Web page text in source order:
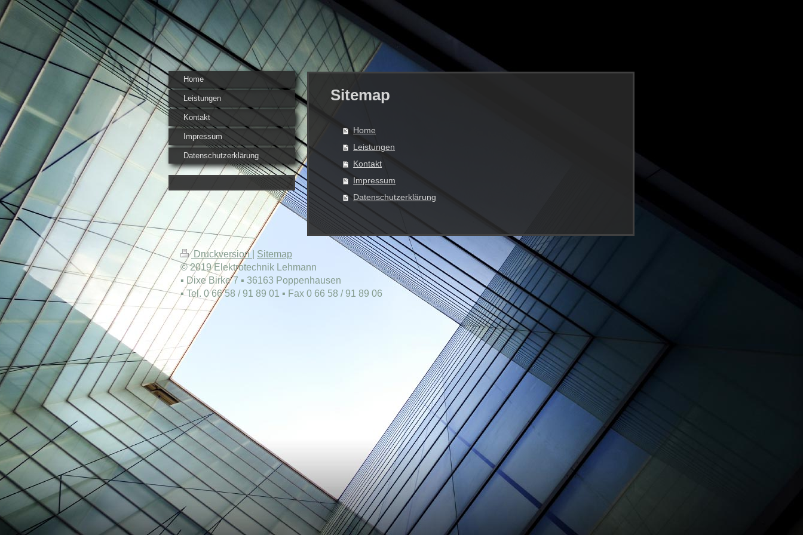
Home
Leistungen
Kontakt
Impressum
Datenschutzerklärung
Sitemap
Home
Leistungen
Kontakt
Impressum
Datenschutzerklärung
Druckversion
Sitemap
© 2019 Elektrotechnik Lehmann
▪ Dixe Birke 7 ▪ 36163 Poppenhausen
▪ Tel. 0 66 58 / 91 89 01 ▪ Fax 0 66 58 / 91 89 06